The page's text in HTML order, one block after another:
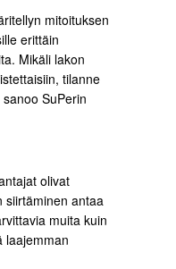
mitoituksen
erittäin
Mikäli lakon
tilanne
SuPerin
olivat
siirtäminen antaa
muita kuin
laajemman